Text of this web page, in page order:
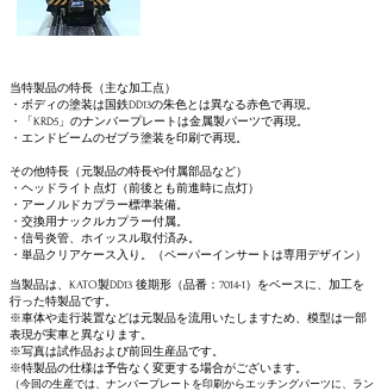
当特製品の特長（主な加工点）
​・ボディの塗装は国鉄DD13の朱色とは異なる赤色で再現。
​​・「KRD5 」のナンバープレートは金属製パーツで再現。​
・エンドビームのゼブラ塗装を印刷で再現。
その他特長（元製品の特長や付属部品など）
・ヘッドライト点灯（前後とも前進時に点灯）
・アーノルドカプラー標準装備。
・交換用ナックルカプラー付属。
​・信号炎管、ホイッスル取付済み。
​・単品クリアケース入り。（ペーパーインサートは専用デザイン）
当製品は、KATO製DD13 後期形（品番：7014-1）をベースに、加工を
行った特製品です。
※車体​や走行装置などは元製品を流用いたしますため、模型は一部
表現が実車と異なります。​​​
​※写真は試作品および前回生産品です。
※特製品の仕様は予告なく変更する場合がございます。
（今回の生産では、ナンバープレートを印刷からエッチングパーツに、ラン